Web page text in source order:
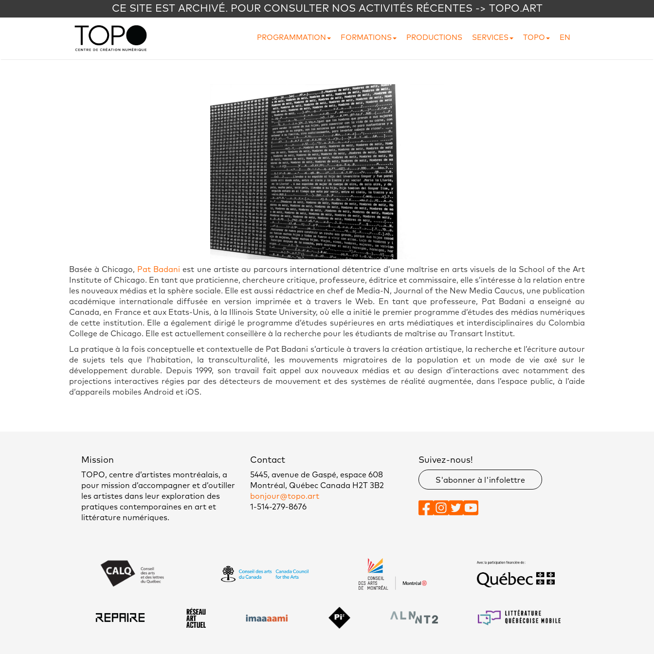
CE SITE EST ARCHIVÉ. POUR CONSULTER NOS ACTIVITÉS RÉCENTES -> TOPO.ART
PROGRAMMATION FORMATIONS PRODUCTIONS SERVICES TOPO EN
Basée à Chicago, Pat Badani est une artiste au parcours international détentrice d’une maîtrise en arts visuels de la School of the Art
Institute of Chicago. En tant que praticienne, chercheure critique, professeure, éditrice et commissaire, elle s’intéresse à la relation entre
les nouveaux médias et la sphère sociale. Elle est aussi rédactrice en chef de Media-N, Journal of the New Media Caucus, une publication
académique internationale diffusée en version imprimée et à travers le Web. En tant que professeure, Pat Badani a enseigné au
Canada, en France et aux Etats-Unis, à la Illinois State University, où elle a initié le premier programme d’études des médias numériques
de cette institution. Elle a également dirigé le programme d’études supérieures en arts médiatiques et interdisciplinaires du Colombia
College de Chicago. Elle est actuellement conseillère à la recherche pour les étudiants de maîtrise au Transart Institut.
La pratique à la fois conceptuelle et contextuelle de Pat Badani s’articule à travers la création artistique, la recherche et l’écriture autour
de sujets tels que l’habitation, la transculturalité, les mouvements migratoires de la population et un mode de vie axé sur le
développement durable. Depuis 1999, son travail fait appel aux nouveaux médias et au design d’interactions avec notamment des
projections interactives régies par des détecteurs de mouvement et des systèmes de réalité augmentée, dans l’espace public, à l’aide
d’appareils mobiles Android et iOS.
Mission
TOPO, centre d’artistes montréalais, a
pour mission d’accompagner et d’outiller
les artistes dans leur exploration des
pratiques contemporaines en art et
littérature numériques.
Contact
5445, avenue de Gaspé, espace 608
Montréal, Québec Canada H2T 3B2
bonjour@topo.art
1-514-279-8676
Suivez-nous!
S'abonner à l'infolettre